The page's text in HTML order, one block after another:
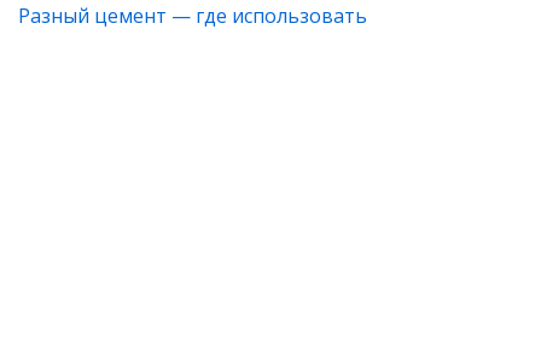
Разный цемент — где использовать